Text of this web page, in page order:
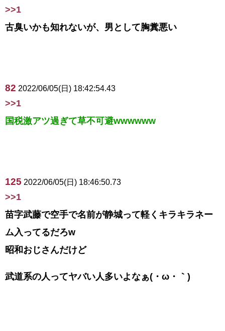
>>1
古臭いかも知れないが、男として胸糞悪い
82 2022/06/05(日) 18:42:54.43
>>1
国税激アツ過ぎて草不可避wwwwww
125 2022/06/05(日) 18:46:50.73
>>1
苗字武藤で空手で名前が静城って軽くキラキラネー
ム入ってるだろw
昭和おじさんだけど
武道系の人ってヤバい人多いよなぁ(・ω・｀)